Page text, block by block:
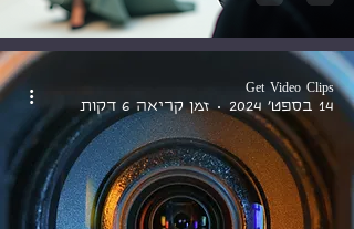
Get Video Clips
14 בספט׳ 2024
זמן קריאה 6 דקות